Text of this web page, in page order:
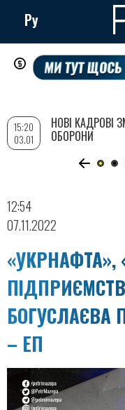
Перейти
до
вмісту
Ру
12:54
07.11.2022
«УКРНАФТА»,
БОГУСЛАЄВА
– ЕП
15:20
03.01
НОВІ КАДРОВІ
ОБОРОНИ